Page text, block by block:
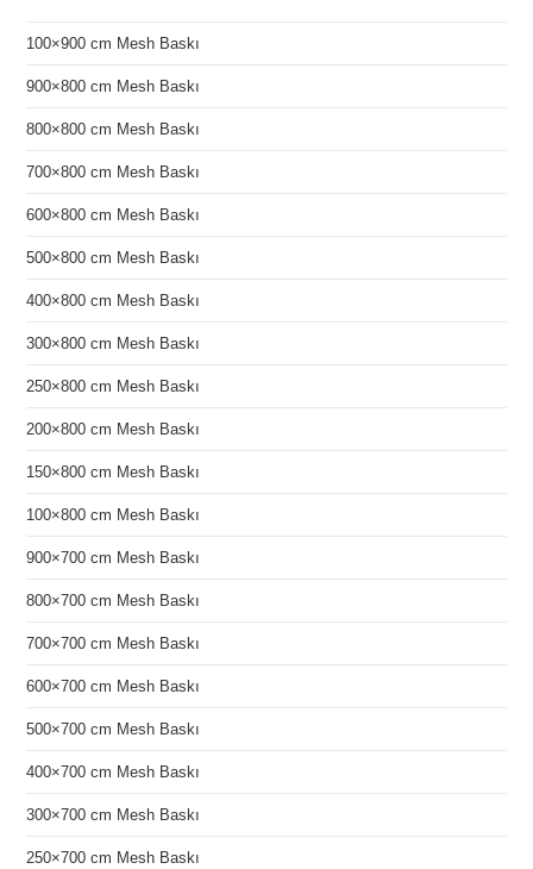
100×900 cm Mesh Baskı
900×800 cm Mesh Baskı
800×800 cm Mesh Baskı
700×800 cm Mesh Baskı
600×800 cm Mesh Baskı
500×800 cm Mesh Baskı
400×800 cm Mesh Baskı
300×800 cm Mesh Baskı
250×800 cm Mesh Baskı
200×800 cm Mesh Baskı
150×800 cm Mesh Baskı
100×800 cm Mesh Baskı
900×700 cm Mesh Baskı
800×700 cm Mesh Baskı
700×700 cm Mesh Baskı
600×700 cm Mesh Baskı
500×700 cm Mesh Baskı
400×700 cm Mesh Baskı
300×700 cm Mesh Baskı
250×700 cm Mesh Baskı